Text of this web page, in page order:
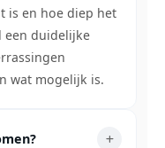
is en hoe diep het
een duidelijke
wat mogelijk is.